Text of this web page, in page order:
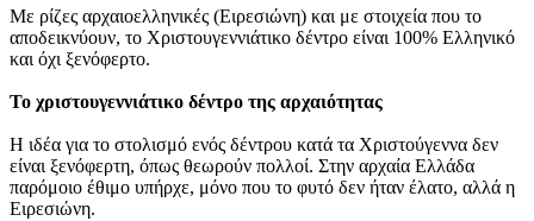
Με ρίζες αρχαιοελληνικές (Ειρεσιώνη) και με στοιχεία που το
αποδεικνύουν, το Χριστουγεννιάτικο δέντρο είναι 100% Ελληνικό
και όχι ξενόφερτο.
Το χριστουγεννιάτικο δέντρο της αρχαιότητας
Η ιδέα για το στολισμό ενός δέντρου κατά τα Χριστούγεννα δεν
είναι ξενόφερτη, όπως θεωρούν πολλοί. Στην αρχαία Ελλάδα
παρόμοιο έθιμο υπήρχε, μόνο που το φυτό δεν ήταν έλατο, αλλά η
Ειρεσιώνη.